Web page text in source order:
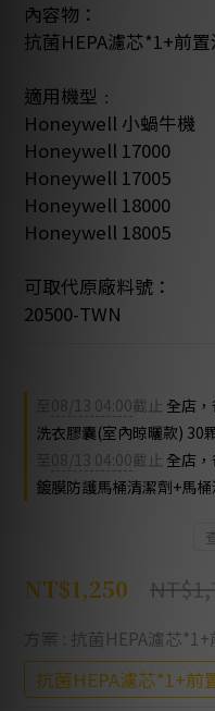
內容物：
抗菌HEPA濾芯*1+前
適用機型﹕
Honeywell 小蝸牛機
Honeywell 17000
Honeywell 17005
Honeywell 18000
Honeywell 18005
可取代原廠料號：
20500-TWN
08/13 04:00截止 全店
洗衣膠囊(室內晾曬款) 30
08/13 04:00截止 全店
鍍膜防護馬桶清潔劑+馬
NT$1,250
: 抗菌HEPA濾芯
抗菌HEPA濾芯*1+前